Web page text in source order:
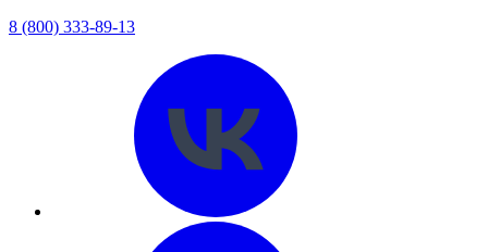
8 (800) 333-89-13